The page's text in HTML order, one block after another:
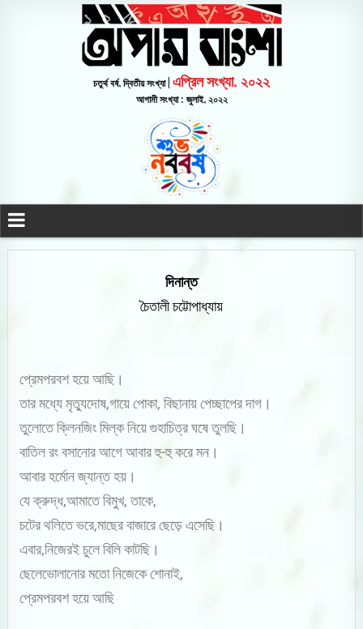
চতুর্থ বর্ষ, দ্বিতীয় সংখ্যা | এপ্রিল সংখ্যা, ২০২২
আগামী সংখ্যা : জুলাই, ২০২২
দিনান্ত
চৈতালী চট্টোপাধ্যায়
প্রেমপরবশ হয়ে আছি।
তার মধ্যে মৃত্যুদোষ,গায়ে পোকা, বিছানায় পেচ্ছাপের দাগ।
তুলোতে ক্লিনজিং মিল্ক নিয়ে গুহাচিত্র ঘষে তুলছি।
বাতিল রং বসানোর আগে আবার হু-হু করে মন।
আবার হর্মোন জ্যান্ত হয়।
যে ক্রুদ্ধ,আমাতে বিমুখ, তাকে,
চটের থলিতে ভরে,মাছের বাজারে ছেড়ে এসেছি।
এবার,নিজেরই চুলে বিলি কাটছি।
ছেলেভোলানোর মতো নিজেকে শোনাই,
প্রেমপরবশ হয়ে আছি